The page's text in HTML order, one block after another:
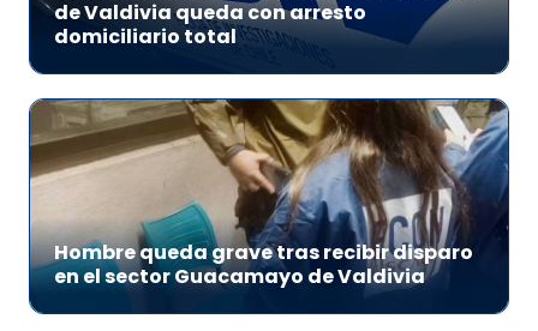
de Valdivia queda con arresto
domiciliario total
Hombre queda grave tras recibir disparo
en el sector Guacamayo de Valdivia